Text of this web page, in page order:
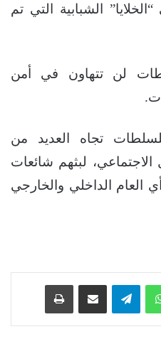
الشبابية التي تم
لن تتهاون في أمن
تجاه العديد من
لبثهم شائعات
العام الداخلي والخارجي
واتساب تيلقرام